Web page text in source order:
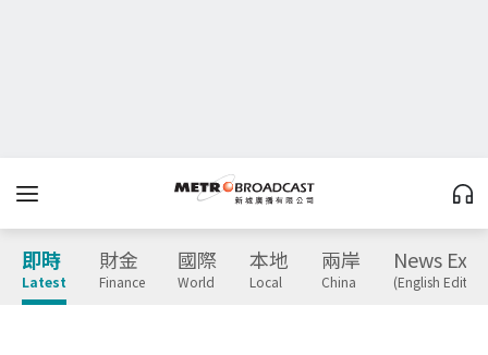
即時
Latest
財金
Finance
國際
World
本地
Local
兩岸
China
News
(English